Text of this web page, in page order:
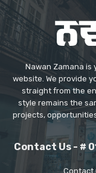
Nawan Zamana is
website. We provide
straight from the
style remains the
projects,
Contact Us - #
Contact